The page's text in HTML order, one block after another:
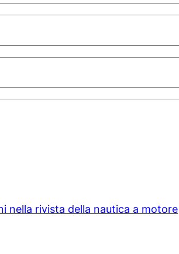
nella rivista della nautica a motore